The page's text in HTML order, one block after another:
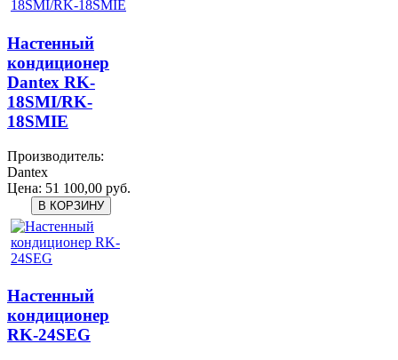
Настенный
кондиционер
Dantex RK-
18SMI/RK-
18SMIЕ
Производитель:
Dantex
Цена: 51 100,00 руб.
Настенный
кондиционер
RK-24SEG